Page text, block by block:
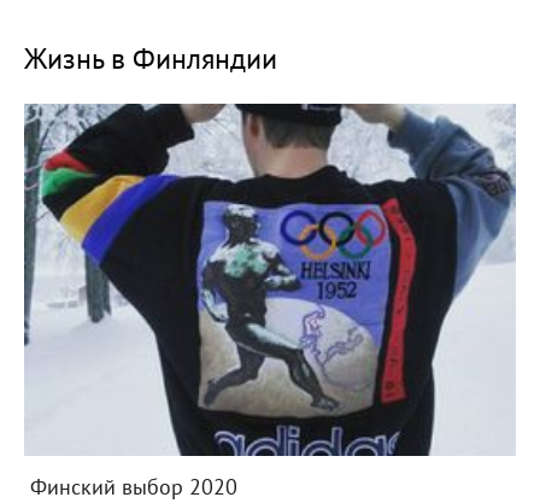
Жизнь в Финляндии
Финский выбор 2020